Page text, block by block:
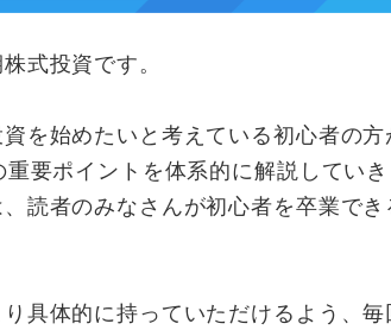
式投資です。
を始めたいと考えている初心者の
要ポイントを体系的に解説してい
読者のみなさんが初心者を卒業で
具体的に持っていただけるよう、